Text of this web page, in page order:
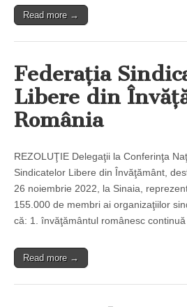
Read more →
Federaţia
Libere din
România
REZOLUŢIE Delegaţii la Conferinţa
Sindicatelor Libere din Învăţământ,
26 noiembrie 2022, la Sinaia,
155.000 de membri ai organizaţiilor
că: 1. învăţământul românesc
Read more →